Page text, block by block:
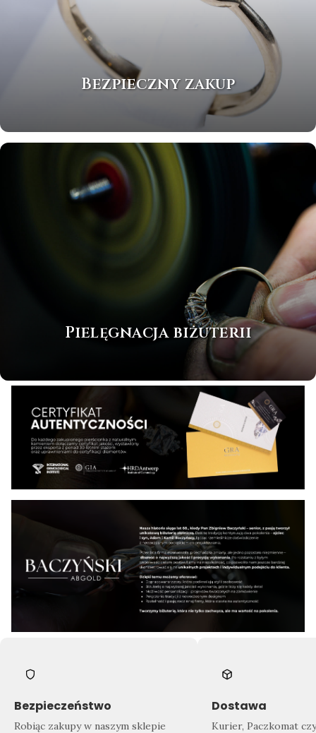
Bezpieczny zakup
Pielęgnacja biżuterii
Bezpieczeństwo
Robiąc zakupy w naszym sklepie
Dostawa
Kurier, Paczkomat